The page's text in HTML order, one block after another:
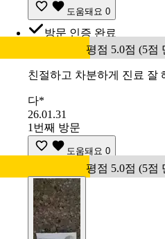
도움돼요 0
방문 인증 완료
평점 5.0점 (5점
친절하고 차분하게 진료 잘
다*
26.01.31
1번째 방문
도움돼요 0
평점 5.0점 (5점